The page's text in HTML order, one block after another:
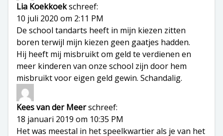
Lia Koekkoekschreef:
10 juli 2020 om 2:11 PM
De school tandarts heeft in mijn kiezen zitten
boren terwijl mijn kiezen geen gaatjes hadden.
Hij heeft mij misbruikt om geld te verdienen en
meer kinderen van onze school zijn door hem
misbruikt voor eigen geld gewin. Schandalig.
Kees van der Meerschreef:
18 januari 2019 om 10:35 PM
Het was meestal in het speelkwartier als je van het